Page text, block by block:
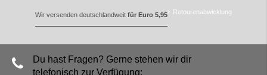
Wir versenden deutschlandweit für Euro 5,95 Retourenabwicklung
Du hast Fragen? Gerne stehen wir dir
telefonisch zur Verfügung: